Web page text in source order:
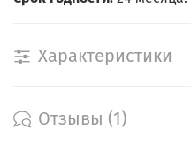
Характеристики
Отзывы (1)